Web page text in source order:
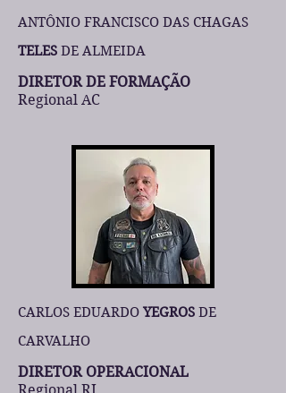
ANTÔNIO FRANCISCO DAS CHAGAS
TELES DE ALMEIDA
DIRETOR DE FORMAÇÃO
Regional AC
CARLOS EDUARDO YEGROS DE
CARVALHO
DIRETOR OPERACIONAL